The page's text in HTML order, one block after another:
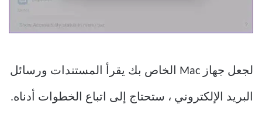
لجعل جهاز Mac الخاص بك يقرأ المستندات ورسائل
البريد الإلكتروني ، ستحتاج إلى اتباع الخطوات أدناه.